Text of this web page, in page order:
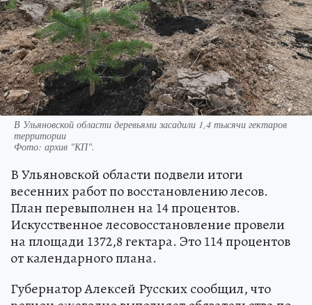
В Ульяновской области деревьями засадили 1,4 тысячи гектаров
территории
Фото: архив "КП".
В Ульяновской области подвели итоги
весенних работ по восстановлению лесов.
План перевыполнен на 14 процентов.
Искусственное лесовосстановление провели
на площади 1372,8 гектара. Это 114 процентов
от календарного плана.
Губернатор Алексей Русских сообщил, что